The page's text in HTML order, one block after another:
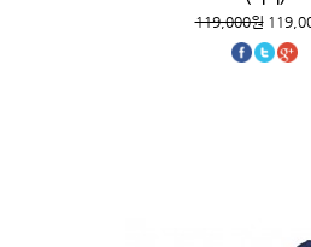
119,000원